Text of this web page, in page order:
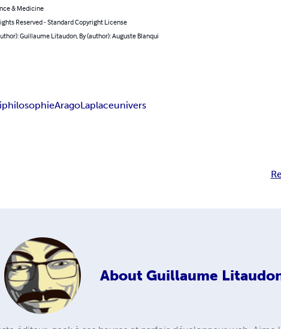
& Medicine
Reserved - Standard Copyright License
Guillaume Litaudon, By (author): Auguste Blanqui
philosophieAragoLaplaceunivers
About Guillaume